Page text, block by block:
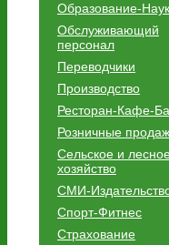
Образование-
Обслуживающий
персонал
Переводчики
Производство
Ресторан-Кафе-
Розничные
Сельское и
хозяйство
СМИ-
Спорт-Фитнес
Страхование